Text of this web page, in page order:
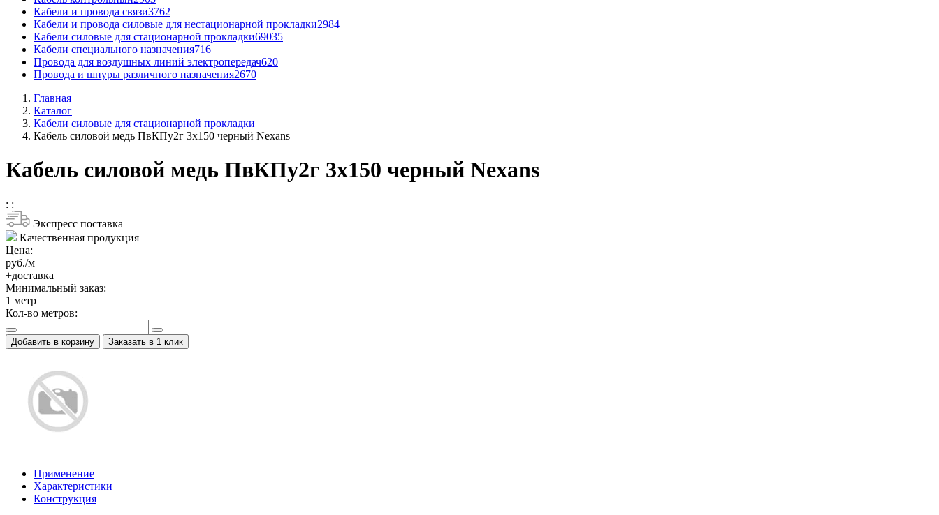
Кабели и провода связи3762
Кабели и провода силовые для нестационарной прокладки2984
Кабели силовые для стационарной прокладки69035
Кабели специального назначения716
Провода для воздушных линий электропередач620
Провода и шнуры различного назначения2670
Главная
Каталог
Кабели силовые для стационарной прокладки
Кабель силовой медь ПвКПу2г 3x150 черный Nexans
Кабель силовой медь ПвКПу2г 3x150 черный Nexans
: :
Экспресс поставка
Качественная продукция
Цена:
руб./м
+доставка
Минимальный заказ:
1 метр
Кол-во метров:
Добавить в корзину Заказать в 1 клик
Применение
Характеристики
Конструкция